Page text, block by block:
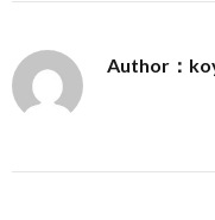
Author：